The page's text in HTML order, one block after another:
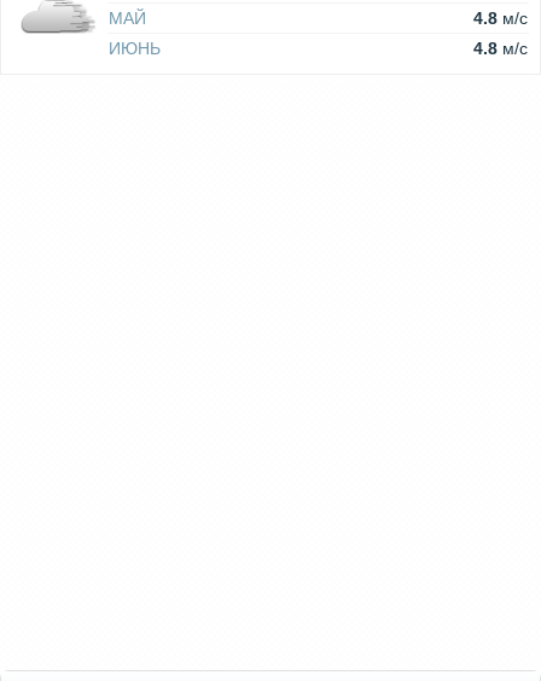
МАЙ
4.8 м/c
ИЮНЬ
4.8 м/c